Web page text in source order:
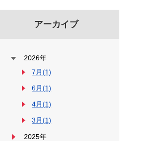
アーカイブ
2026年
7月(1)
6月(1)
4月(1)
3月(1)
2025年